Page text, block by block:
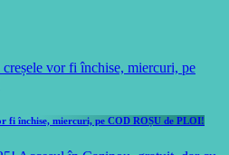
fi închise, miercuri, pe COD ROȘU de PLOI!